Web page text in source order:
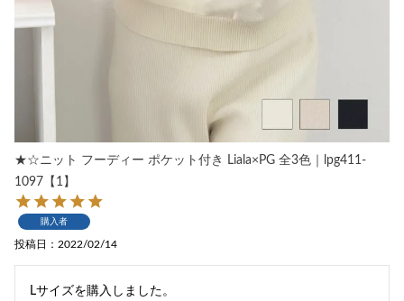
★☆ニット フーディー ポケット付き Liala×PG 全3色｜lpg411-
1097【1】
購入者
投稿日 2022/02/14
Lサイズを購入しました。